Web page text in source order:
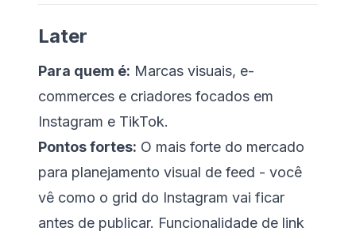
Later
Para quem é: Marcas visuais, e-
commerces e criadores focados em
Instagram e TikTok.
Pontos fortes: O mais forte do mercado
para planejamento visual de feed - você
vê como o grid do Instagram vai ficar
antes de publicar. Funcionalidade de link